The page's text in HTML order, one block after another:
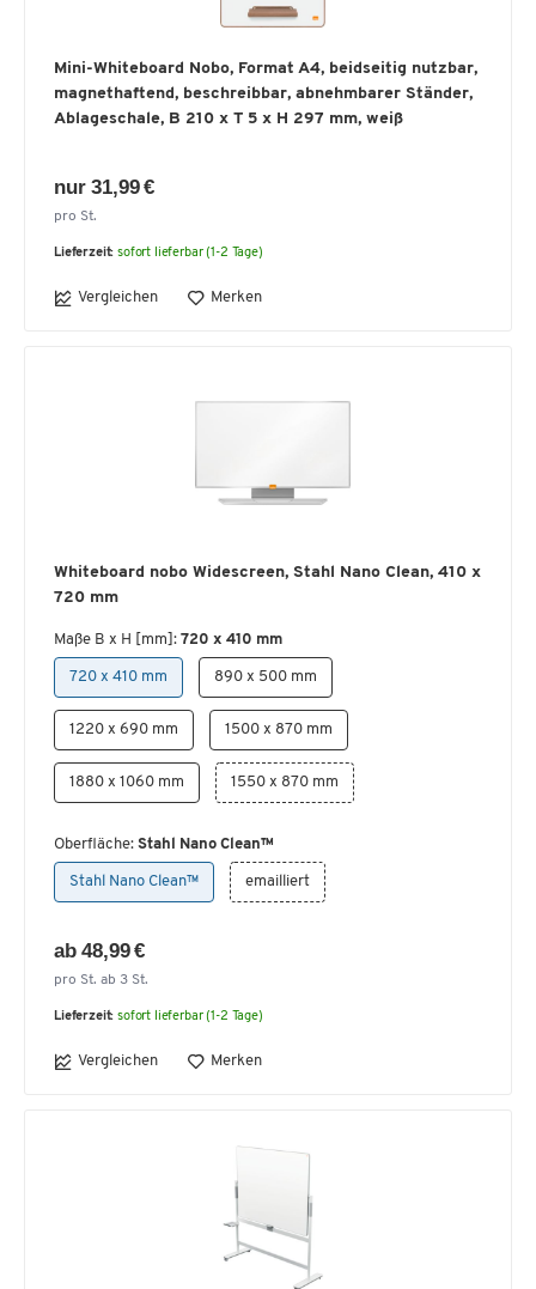
Mini-Whiteboard Nobo, Format A4, beidseitig nutzbar,
magnethaftend, beschreibbar, abnehmbarer Ständer,
Ablageschale, B 210 x T 5 x H 297 mm, weiß
nur 31,99 €
pro St.
Lieferzeit: sofort lieferbar (1-2 Tage)
Vergleichen Merken
Whiteboard nobo Widescreen, Stahl Nano Clean, 410 x
720 mm
Maße B x H [mm]: 720 x 410 mm
720 x 410 mm 890 x 500 mm
1220 x 690 mm 1500 x 870 mm
1880 x 1060 mm 1550 x 870 mm
Oberfläche: Stahl Nano Clean™
Stahl Nano Clean™ emailliert
ab 48,99 €
pro St. ab 3 St.
Lieferzeit: sofort lieferbar (1-2 Tage)
Vergleichen Merken